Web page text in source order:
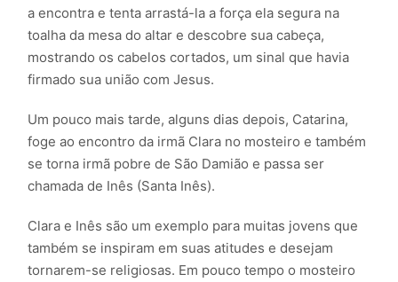
a encontra e tenta arrastá-la a força ela segura na
toalha da mesa do altar e descobre sua cabeça,
mostrando os cabelos cortados, um sinal que havia
firmado sua união com Jesus.
Um pouco mais tarde, alguns dias depois, Catarina,
foge ao encontro da irmã Clara no mosteiro e também
se torna irmã pobre de São Damião e passa ser
chamada de Inês (Santa Inês).
Clara e Inês são um exemplo para muitas jovens que
também se inspiram em suas atitudes e desejam
tornarem-se religiosas. Em pouco tempo o mosteiro